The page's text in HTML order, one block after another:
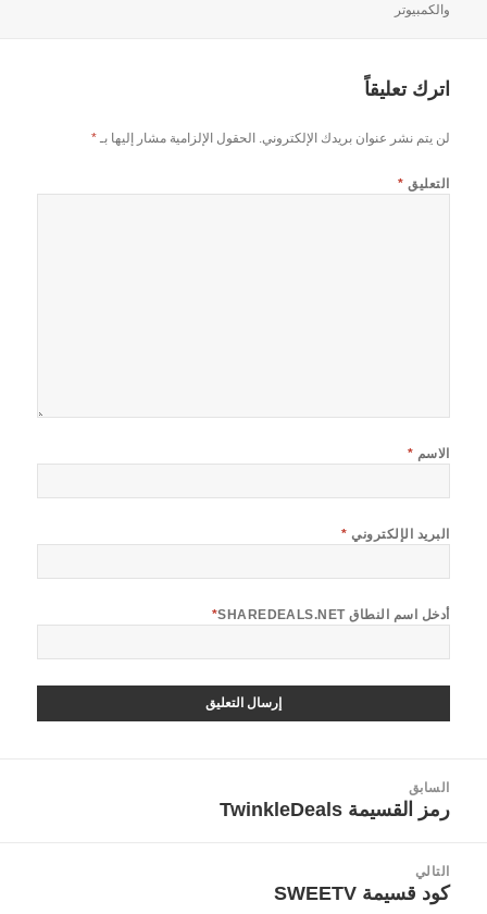
في
والكمبيوتر
اترك تعليقاً
لن يتم نشر عنوان بريدك الإلكتروني. الحقول الإلزامية مشار إليها بـ*
التعليق *
الاسم *
البريد الإلكتروني *
أدخل اسم النطاق SHAREDEALS.NET *
المقالاتالسابق
المقالة
رمز القسيمة TwinkleDeals
التالي
المقالة
كود قسيمة SWEETV